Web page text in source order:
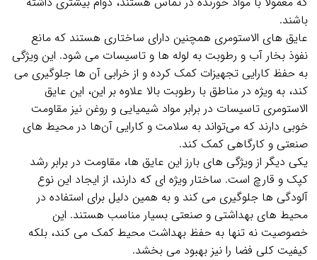
باشند.
عایق‌ های الاستومری همچنین دارای ساختاری هستند که مانع
نفوذ بخار آب و رطوبت به لوله‌ ها و تاسیسات می‌ شود. این ویژگی
به حفظ کارایی تجهیزات کمک کرده و از خرابی آن‌ ها جلوگیری می‌
کند، به ویژه در مناطق با رطوبت بالا علاوه بر این، این عایق‌
الاستومری تاسیسات در برابر مواد شیمیایی و روغن نیز مقاومت
خوبی دارند که می‌تواند به سلامت و کارایی آن‌ها در محیط‌ های
صنعتی و کارگاهی کمک کند.
یکی دیگر از ویژگی‌ های بارز این عایق‌ ها، مقاومت در برابر رشد
کپک و قارچ است. ساختار ویژه‌ ای که دارند، از ایجاد این نوع
آلودگی‌ ها جلوگیری می‌ کند و به همین دلیل برای استفاده در
محیط‌ های بهداشتی و صنعتی بسیار مناسب هستند. این
خصوصیت نه تنها به حفظ بهداشت محیط کمک می‌ کند، بلکه
کیفیت کلی فضا را نیز بهبود می‌ بخشد.